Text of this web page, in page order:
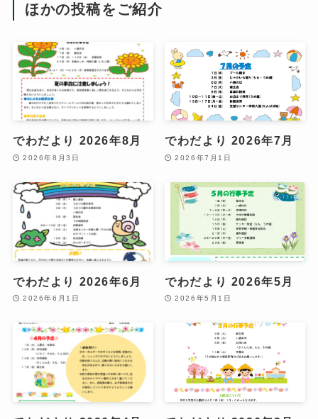
ほかの投稿をご紹介
でわだより 2026年8月
2026年8月3日
でわだより 2026年7月
2026年7月1日
でわだより 2026年6月
2026年6月1日
でわだより 2026年5月
2026年5月1日